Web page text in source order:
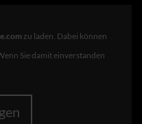
zu laden. Dabei können